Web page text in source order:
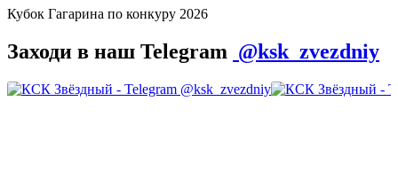
Кубок Гагарина по конкуру 2026
Заходи в наш Telegram @ksk_zvezdniy